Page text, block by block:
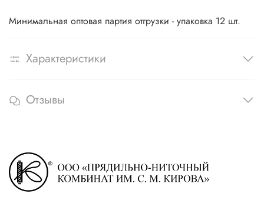
Минимальная оптовая партия отгрузки - упаковка 12 шт.
Характеристики
Отзывы